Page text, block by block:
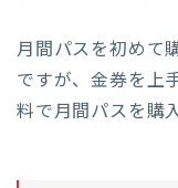
月間パスを初めて
ですが、金券を上
料で月間パスを購